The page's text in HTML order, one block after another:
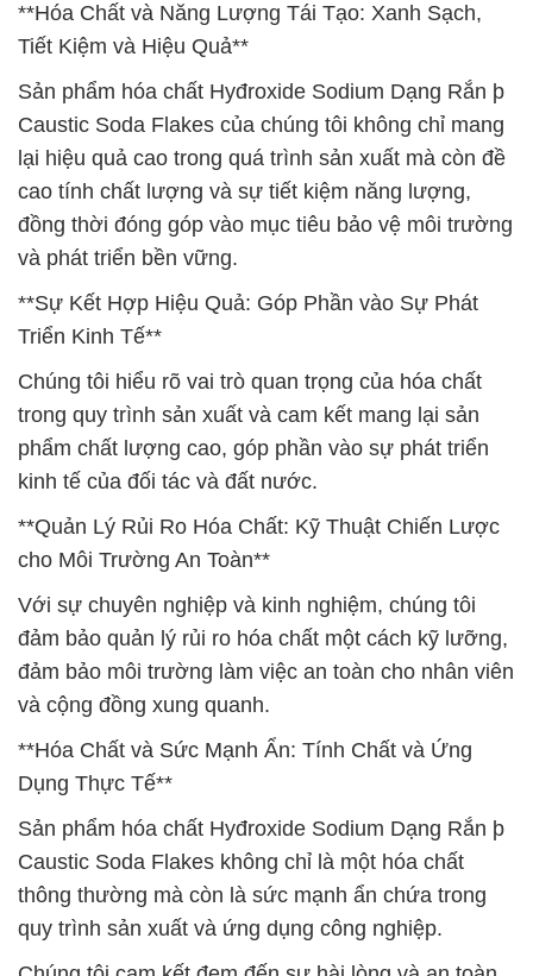
**Hóa Chất và Năng Lượng Tái Tạo: Xanh Sạch,
Tiết Kiệm và Hiệu Quả**
Sản phẩm hóa chất Hyđroxide Sodium Dạng Rắn þ
Caustic Soda Flakes của chúng tôi không chỉ mang
lại hiệu quả cao trong quá trình sản xuất mà còn đề
cao tính chất lượng và sự tiết kiệm năng lượng,
đồng thời đóng góp vào mục tiêu bảo vệ môi trường
và phát triển bền vững.
**Sự Kết Hợp Hiệu Quả: Góp Phần vào Sự Phát
Triển Kinh Tế**
Chúng tôi hiểu rõ vai trò quan trọng của hóa chất
trong quy trình sản xuất và cam kết mang lại sản
phẩm chất lượng cao, góp phần vào sự phát triển
kinh tế của đối tác và đất nước.
**Quản Lý Rủi Ro Hóa Chất: Kỹ Thuật Chiến Lược
cho Môi Trường An Toàn**
Với sự chuyên nghiệp và kinh nghiệm, chúng tôi
đảm bảo quản lý rủi ro hóa chất một cách kỹ lưỡng,
đảm bảo môi trường làm việc an toàn cho nhân viên
và cộng đồng xung quanh.
**Hóa Chất và Sức Mạnh Ẩn: Tính Chất và Ứng
Dụng Thực Tế**
Sản phẩm hóa chất Hyđroxide Sodium Dạng Rắn þ
Caustic Soda Flakes không chỉ là một hóa chất
thông thường mà còn là sức mạnh ẩn chứa trong
quy trình sản xuất và ứng dụng công nghiệp.